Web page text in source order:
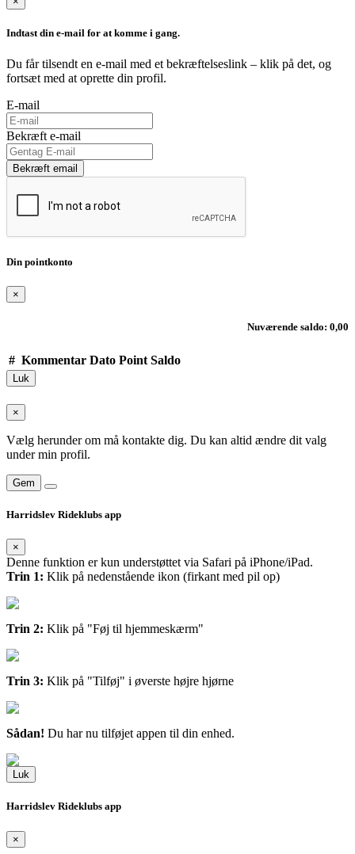
Indtast din e-mail for at komme i gang.
Du får tilsendt en e-mail med et bekræftelseslink – klik på det, og
fortsæt med at oprette din profil.
E-mail
Bekræft e-mail
Bekræft email
Din pointkonto
×
Nuværende saldo: 0,00
# Kommentar Dato Point Saldo
Luk
×
Vælg herunder om må kontakte dig. Du kan altid ændre dit valg
under min profil.
Gem
Harridslev Rideklubs app
×
Denne funktion er kun understøttet via Safari på iPhone/iPad.
Trin 1: Klik på nedenstående ikon (firkant med pil op)
Trin 2: Klik på "Føj til hjemmeskærm"
Trin 3: Klik på "Tilføj" i øverste højre hjørne
Sådan! Du har nu tilføjet appen til din enhed.
Luk
Harridslev Rideklubs app
×